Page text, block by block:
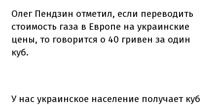
Олег Пендзин отметил, если переводить
стоимость газа в Европе на украинские
цены, то говорится о 40 гривен за один
куб.
У нас украинское население получает куб